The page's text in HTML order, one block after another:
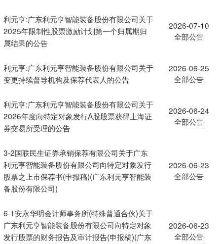
利元亨:广东利元亨智能装备股份有限公司关于
2025年限制性股票激励计划第一个归属期归
属结果的公告
2026-07-10
全部公告
利元亨:广东利元亨智能装备股份有限公司关于
变更持续督导机构及保荐代表人的公告
2026-06-25
全部公告
利元亨:广东利元亨智能装备股份有限公司关于
2026年度向特定对象发行A股股票获得上海证
券交易所受理的公告
2026-06-24
全部公告
3-2国联民生证券承销保荐有限公司关于广东
利元亨智能装备股份有限公司向特定对象发行
股票之上市保荐书(申报稿)(广东利元亨智能装
备股份有限公司)
2026-06-23
全部公告
6-1安永华明会计师事务所(特殊普通合伙)关于
广东利元亨智能装备股份有限公司向特定对象
发行股票的财务报告及审计报告(申报稿)(广东
2026-06-23
全部公告